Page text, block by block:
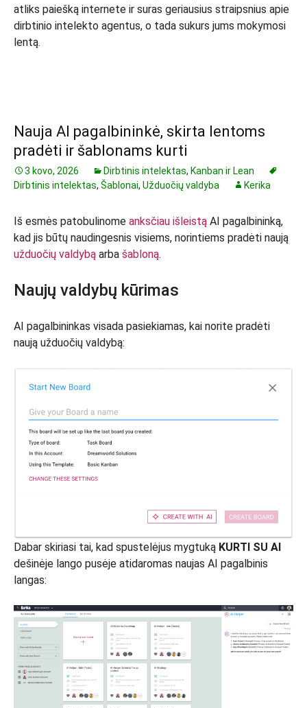
atliks paiešką internete ir suras geriausius straipsnius apie
dirbtinio intelekto agentus, o tada sukurs jums mokymosi
lentą.
Nauja AI pagalbininkė, skirta lentoms
pradėti ir šablonams kurti
3 kovo, 2026 Dirbtinis intelektas, Kanban ir Lean
Dirbtinis intelektas, Šablonai, Užduočių valdyba Kerika
Iš esmės patobulinome anksčiau išleistą AI pagalbininką,
kad jis būtų naudingesnis visiems, norintiems pradėti naują
užduočių valdybą arba šabloną.
Naujų valdybų kūrimas
AI pagalbininkas visada pasiekiamas, kai norite pradėti
naują užduočių valdybą:
Dabar skiriasi tai, kad spustelėjus mygtuką KURTI SU AI
dešinėje lango pusėje atidaromas naujas AI pagalbinis
langas: